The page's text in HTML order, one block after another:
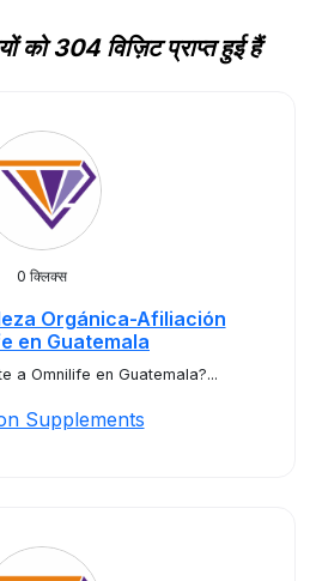
को 304 विज़िट प्राप्त हुई हैं
0 क्लिक्स
Orgánica-Afiliación
en Guatemala
a Omnilife en Guatemala?...
Supplements